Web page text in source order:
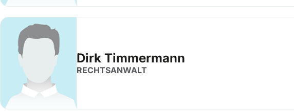
Dirk Timmermann
RECHTSANWALT